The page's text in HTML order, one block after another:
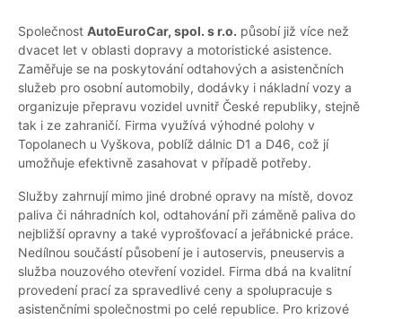
Společnost AutoEuroCar, spol. s r.o. působí již více než
dvacet let v oblasti dopravy a motoristické asistence.
Zaměřuje se na poskytování odtahových a asistenčních
služeb pro osobní automobily, dodávky i nákladní vozy a
organizuje přepravu vozidel uvnitř České republiky, stejně
tak i ze zahraničí. Firma využívá výhodné polohy v
Topolanech u Vyškova, poblíž dálnic D1 a D46, což jí
umožňuje efektivně zasahovat v případě potřeby.
Služby zahrnují mimo jiné drobné opravy na místě, dovoz
paliva či náhradních kol, odtahování při záměně paliva do
nejbližší opravny a také vyprošťovací a jeřábnické práce.
Nedílnou součástí působení je i autoservis, pneuservis a
služba nouzového otevření vozidel. Firma dbá na kvalitní
provedení prací za spravedlivé ceny a spolupracuje s
asistenčními společnostmi po celé republice. Pro krizové